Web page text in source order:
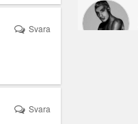
Svara
Svara